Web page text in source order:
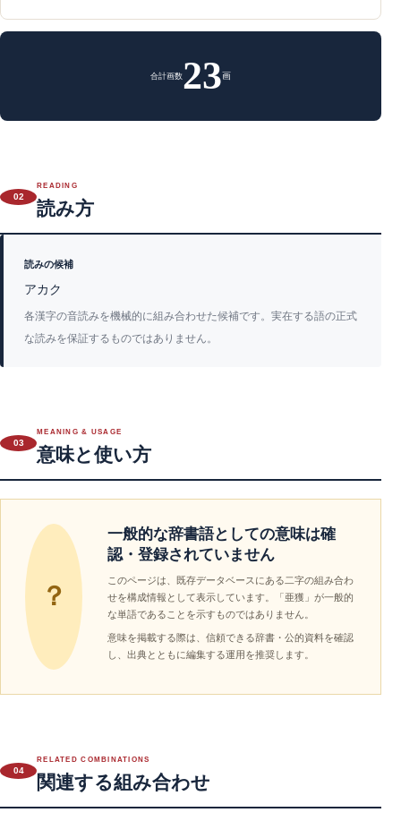
合計画数23画
02
READING
読み方
読みの候補
アカク
各漢字の音読みを機械的に組み合わせた候補です。実在する語の正式
な読みを保証するものではありません。
03
MEANING & USAGE
意味と使い方
？
一般的な辞書語としての意味は確
認・登録されていません
このページは、既存データベースにある二字の組み合わ
せを構成情報として表示しています。「亜獲」が一般的
な単語であることを示すものではありません。
意味を掲載する際は、信頼できる辞書・公的資料を確認
し、出典とともに編集する運用を推奨します。
04
RELATED COMBINATIONS
関連する組み合わせ